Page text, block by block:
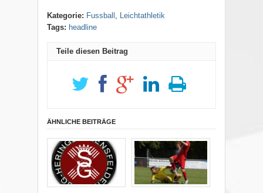
Kategorie: Fussball
Leichtathletik
Tags: headline
Teile diesen Beitrag
ÄHNLICHE BEITRÄGE